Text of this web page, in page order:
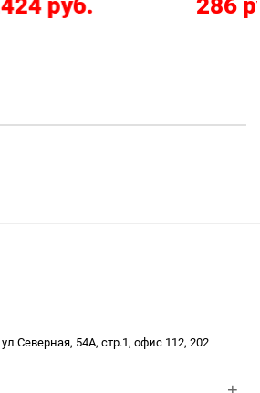
286 руб.
54А, стр.1, офис 112, 202